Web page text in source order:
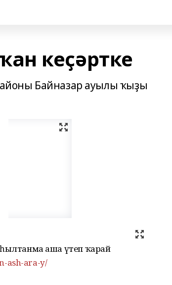
кеҫәртке
Байназар ауылы ҡыҙы
һылтанма аша үтеп ҡарай
ash-ara-y/